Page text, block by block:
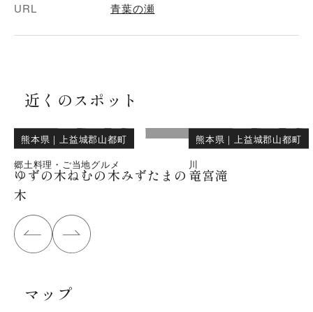
URL 青葉の瀬
近くのスポット
熊本県 ｜
上益城郡山都町
郷土料理・ご当地グルメ
ゆずの木ねむの木みずたまの
木
熊本県 ｜
上益城郡山都町
川
竜宮滝
マップ